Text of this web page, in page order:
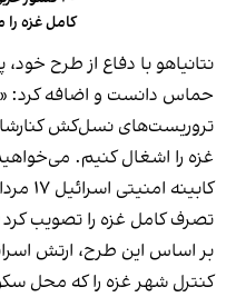
کامل غزه
نتانیاهو با دفاع از طرح
حماس دانست و اضافه کرد:
تروریست‌های نسل‌کش
غزه را اشغال کنیم.
تصرف کامل غزه را تصویب کرد
بر اساس این طرح، ارتش